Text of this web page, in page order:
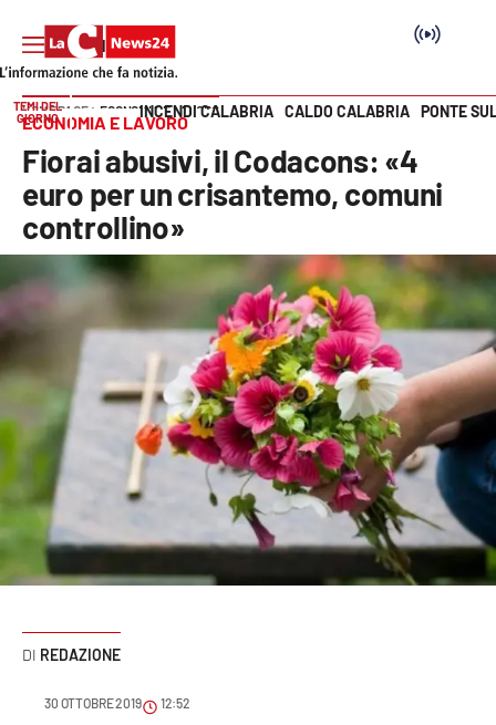
Cronaca
Politica
Attualità
Economia e lavoro
Italia Mondo
Sanità
Sport
Vai
TEMI DEL
GIORNO
INCENDI CALABRIA CALDO CALABRIA PONTE
HOME PAGE ECONOMIA E LAVORO
ECONOMIA E LAVORO
Fiorai abusivi, il Codacons: «4
euro per un crisantemo, comuni
controllino»
REDAZIONE
30 OTTOBRE 2019 12:52